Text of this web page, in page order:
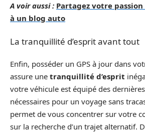
A voir aussi : Partagez votre
à un blog auto
La tranquillité d’esprit avant tout
Enfin, posséder un GPS à jour dans
assure une tranquillité d’esprit
votre véhicule est équipé des
nécessaires pour un voyage sans
permet de vous concentrer sur votre
sur la recherche d’un trajet alternatif.